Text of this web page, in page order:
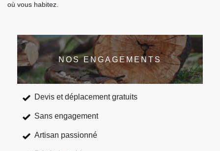
où vous habitez.
NOS ENGAGEMENTS
Devis et déplacement gratuits
Sans engagement
Artisan passionné